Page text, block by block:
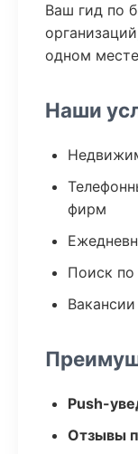
Ваш гид по
одном
Наши
фирм
Поиск по
Push-
Отзывы